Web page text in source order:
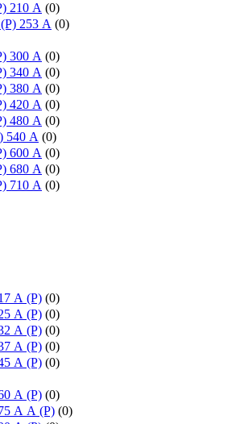
210 А (0)
253 А (0)
300 А (0)
340 А (0)
380 А (0)
420 А (0)
480 А (0)
540 А (0)
600 А (0)
680 А (0)
710 А (0)
А (P) (0)
А (P) (0)
А (P) (0)
А (P) (0)
А (P) (0)
А (P) (0)
А А (P) (0)